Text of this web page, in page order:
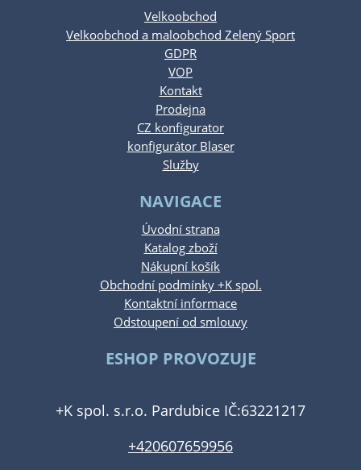
Velkoobchod
Velkoobchod a maloobchod Zelený Sport
GDPR
VOP
Kontakt
Prodejna
CZ konfigurator
konfigurátor Blaser
Služby
NAVIGACE
Úvodní strana
Katalog zboží
Nákupní košík
Obchodní podmínky +K spol.
Kontaktní informace
Odstoupení od smlouvy
ESHOP PROVOZUJE
+K spol. s.r.o. Pardubice IČ:63221217
+420607659956